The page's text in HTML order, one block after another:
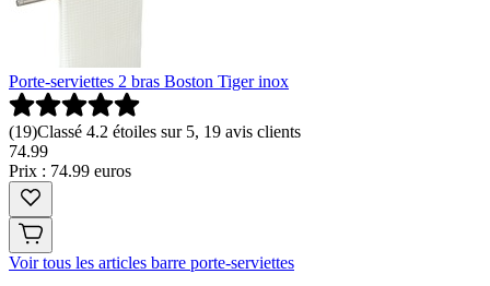
Porte-serviettes 2 bras Boston Tiger inox
(19)Classé 4.2 étoiles sur 5, 19 avis clients
74.99
Prix : 74.99 euros
Voir tous les articles barre porte-serviettes